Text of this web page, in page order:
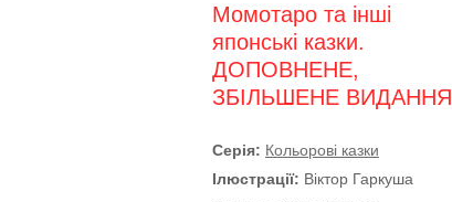
Момотаро та інші
японські казки.
ДОПОВНЕНЕ,
ЗБІЛЬШЕНЕ ВИДАННЯ
Серія: Кольорові казки
Ілюстрації: Віктор Гаркуша